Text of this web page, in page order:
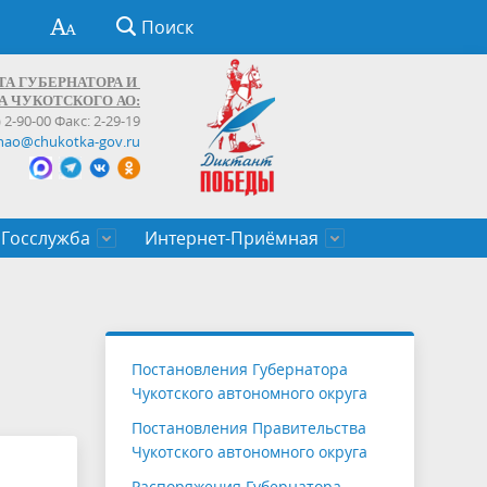
Поиск
ГУБЕРНАТОРА И
ЧУКОТСКОГО АО:
2-90-00 Факс: 2-29-19
gov.ru
Госслужба
служащих Чукотского автономного
Интернет-Приёмная
Постановления Губернатора
Чукотского автономного округа
Постановления Правительства
Чукотского автономного округа